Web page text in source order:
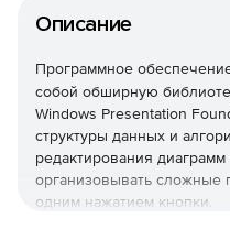
Описание
Программное
собой обширную
Windows Presentation
структуры данных и
редактирования
организовывать сложные
одним нажатием кнопки.